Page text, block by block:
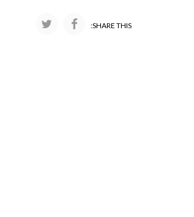
SHARE THIS: